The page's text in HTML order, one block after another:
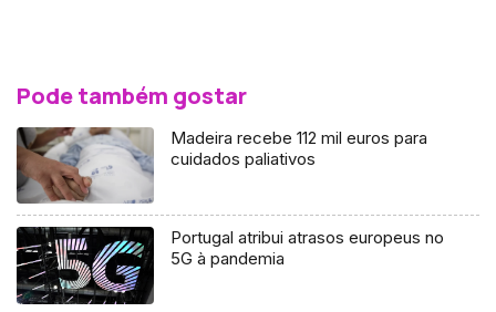
Pode também gostar
Madeira recebe 112 mil euros para
cuidados paliativos
Portugal atribui atrasos europeus no
5G à pandemia